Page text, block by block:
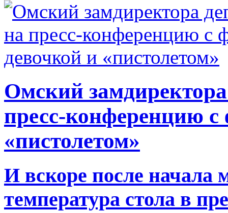
Омский
пресс-конференцию с
«пистолетом»
И вскоре после начала
температура стола в